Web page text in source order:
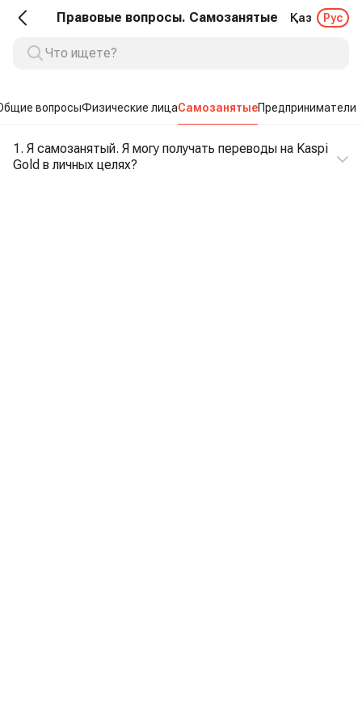
Правовые вопросы. Самозанятые Қаз Рус
вопросыФизические лицаСамозанятыеПредприниматели
1. Я самозанятый. Я могу получать переводы на Kaspi
Gold в личных целях?